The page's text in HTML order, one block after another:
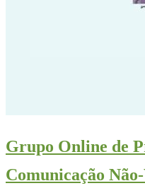
Grupo Online de
Comunicação